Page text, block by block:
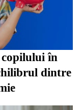
copilului în
dintre